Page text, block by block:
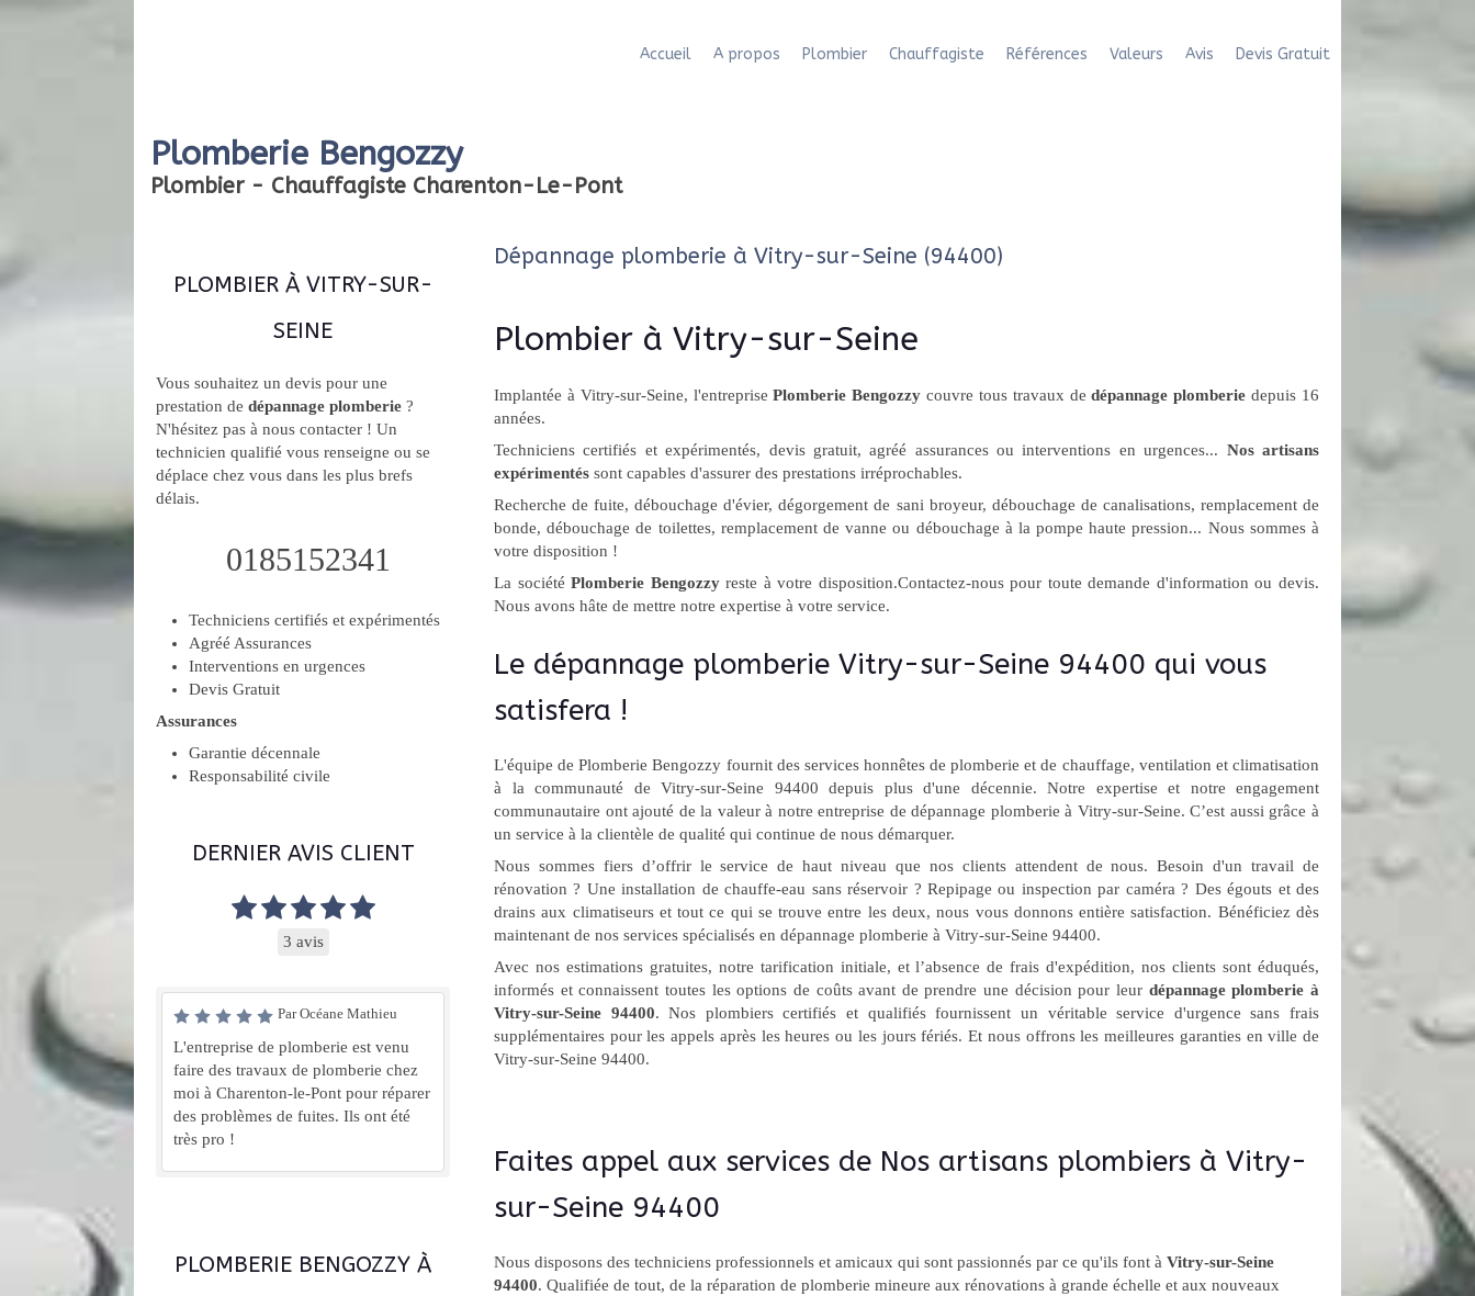
Accueil A propos Plombier Chauffagiste Références Valeurs Avis Devis Gratuit
Plomberie Bengozzy
Plombier - Chauffagiste Charenton-Le-Pont
Dépannage plomberie à Vitry-sur-Seine (94400)
Plombier à Vitry-sur-Seine
Implantée à Vitry-sur-Seine, l'entreprisePlomberie Bengozzy couvre tous travaux dedépannage plomberie depuis 16
années.
Techniciens certifiés et expérimentés, devis gratuit, agréé assurances ou interventions en urgences... Nos artisans
expérimentés sont capables d'assurer des prestations irréprochables.
Recherche de fuite, débouchage d'évier, dégorgement de sani broyeur, débouchage de canalisations, remplacement de
bonde, débouchage de toilettes, remplacement de vanne ou débouchage à la pompe haute pression... Nous sommes à
votre disposition !
La sociétéPlomberie Bengozzyreste à votre disposition.Contactez-nous pour toute demande d'information ou devis.
Nous avons hâte de mettre notre expertise à votre service.
Le dépannage plomberie Vitry-sur-Seine 94400 qui vous
satisfera !
L'équipe de Plomberie Bengozzy fournit des services honnêtes de plomberie et de chauffage, ventilation et climatisation
à la communauté de Vitry-sur-Seine 94400 depuis plus d'une décennie. Notre expertise et notre engagement
communautaire ont ajouté de la valeur à notre entreprise de dépannage plomberie à Vitry-sur-Seine. C’est aussi grâce à
un service à la clientèle de qualité qui continue de nous démarquer.
Nous sommes fiers d’offrir le service de haut niveau que nos clients attendent de nous. Besoin d'un travail de
rénovation ? Une installation de chauffe-eau sans réservoir ? Repipage ou inspection par caméra ? Des égouts et des
drains aux climatiseurs et tout ce qui se trouve entre les deux, nous vous donnons entière satisfaction. Bénéficiez dès
maintenant de nos services spécialisés en dépannage plomberie à Vitry-sur-Seine 94400.
Avec nos estimations gratuites, notre tarification initiale, et l’absence de frais d'expédition, nos clients sont éduqués,
informés et connaissent toutes les options de coûts avant de prendre une décision pour leur dépannage plomberie à
Vitry-sur-Seine 94400. Nos plombiers certifiés et qualifiés fournissent un véritable service d'urgence sans frais
supplémentaires pour les appels après les heures ou les jours fériés. Et nous offrons les meilleures garanties en ville de
Vitry-sur-Seine 94400.
Faites appel aux services de Nos artisans plombiers à Vitry-
sur-Seine 94400
Nous disposons des techniciens professionnels et amicaux qui sont passionnés par ce qu'ils font à Vitry-sur-Seine
94400. Qualifiée de tout, de la réparation de plomberie mineure aux rénovations à grande échelle et aux nouveaux
PLOMBIER À VITRY-SUR-
SEINE
Vous souhaitez un devis pour une
prestation de dépannage plomberie ?
N'hésitez pas à nous contacter ! Un
technicien qualifié vous renseigne ou se
déplace chez vous dans les plus brefs
délais.
0185152341
Techniciens certifiés et expérimentés
Agréé Assurances
Interventions en urgences
Devis Gratuit
Assurances
Garantie décennale
Responsabilité civile
DERNIER AVIS CLIENT
3 avis
Par Océane Mathieu
L'entreprise de plomberie est venu
faire des travaux de plomberie chez
moi à Charenton-le-Pont pour réparer
des problèmes de fuites. Ils ont été
très pro !
PLOMBERIE BENGOZZY À